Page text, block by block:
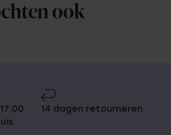
ook
14 dagen retourneren